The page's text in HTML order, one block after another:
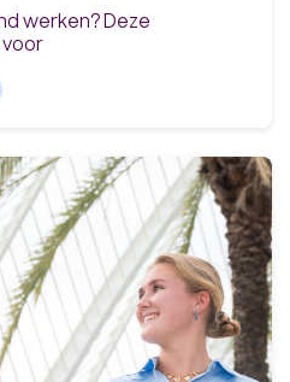
werken? Deze